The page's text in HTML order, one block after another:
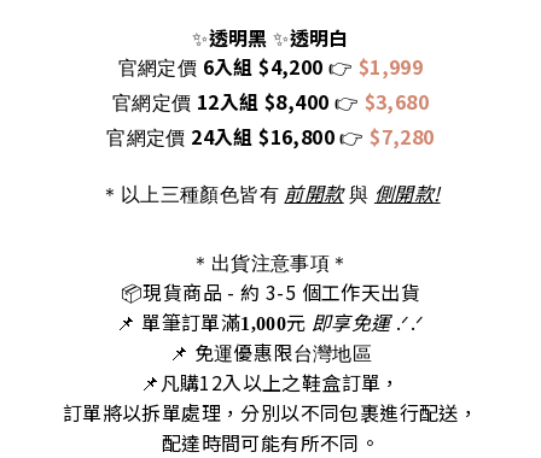
✨透明黑 ✨透明白
官網定價 6入組 $4,200 👉 $1,999
官網定價 12入組 $8,400 👉 $3,680
官網定價 24入組 $16,800 👉$7,280
＊以上三種顏色皆有 前開款 與 側開款!
＊出貨注意事項＊
📦現貨商品 - 約 3-5 個工作天出貨
📌 單筆訂單滿1,000元 即享免運.ᐟ‪‪.ᐟ
📌 免運優惠限台灣地區
📌凡購12入以上之鞋盒訂單，
訂單將以拆單處理，分別以不同包裹進行配送，
配達時間可能有所不同。